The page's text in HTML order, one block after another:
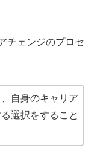
チェンジのプロセ
自身のキャリア
選択をすること